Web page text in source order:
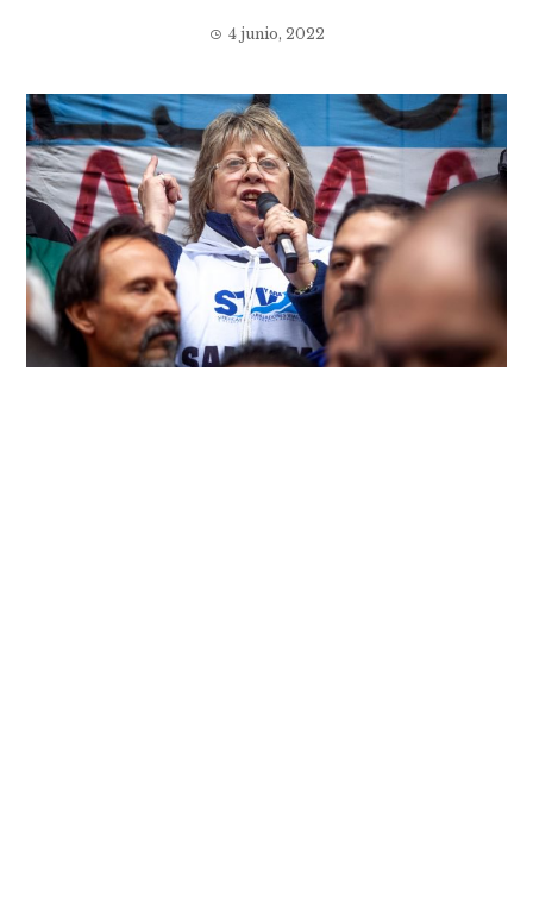
4 junio, 2022